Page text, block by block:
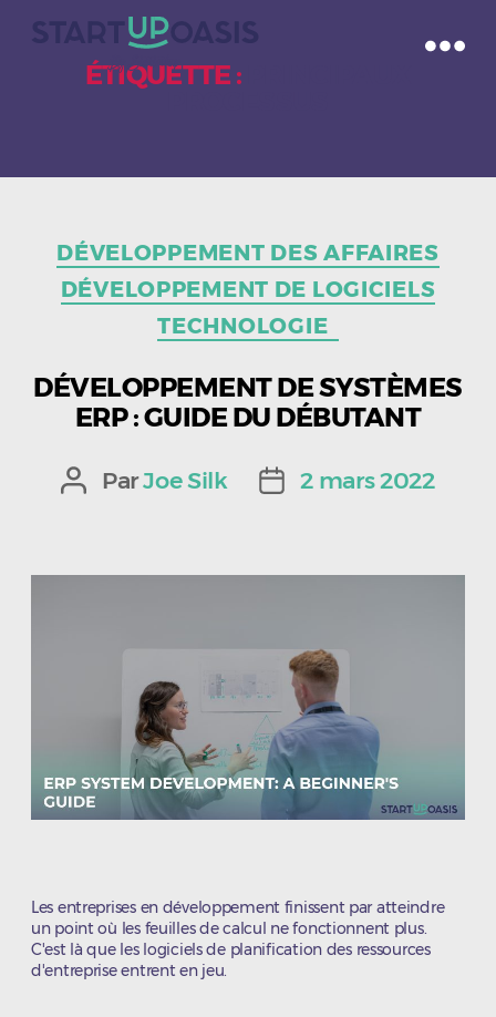
ÉTIQUETTE :
DÉVELOPPEMENT DES AFFAIRES
DÉVELOPPEMENT DE LOGICIELS
TECHNOLOGIE
DÉVELOPPEMENT DE SYSTÈMES
ERP : GUIDE DU DÉBUTANT
Auteur
ParJoe Silk
Date2 mars 2022
Les entreprises en développement finissent par atteindre
un point où les feuilles de calcul ne fonctionnent plus.
C'est là que les logiciels de planification des ressources
d'entreprise entrent en jeu.